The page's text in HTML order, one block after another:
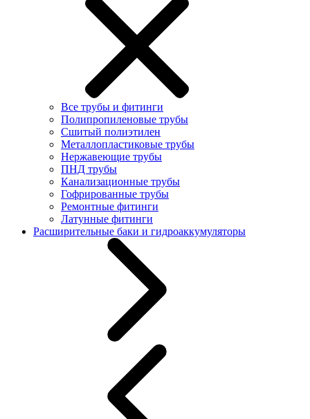
Все трубы и фитинги
Полипропиленовые трубы
Сшитый полиэтилен
Металлопластиковые трубы
Нержавеющие трубы
ПНД трубы
Канализационные трубы
Гофрированные трубы
Ремонтные фитинги
Латунные фитинги
Расширительные баки и гидроаккумуляторы